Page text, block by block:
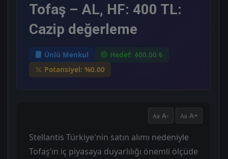
Tofaş – AL, HF: 400 TL:
Cazip değerleme
Ünlü Menkul
Hedef: 400.00 ₺
Potansiyel: %0.00
A- A+
Stellantis Türkiye'nin satın alımı nedeniyle
Tofaş’ın iç piyasaya duyarlılığı önemli ölçüde